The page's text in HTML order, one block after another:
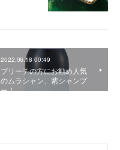
2022.06.18 00:49
ブリーチの方にお勧め人気
のムラシャン、紫シャンプ
ー！